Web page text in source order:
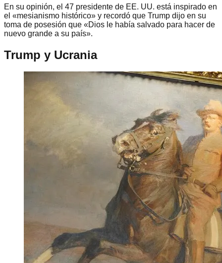
En su opinión, el 47 presidente de EE. UU. está inspirado en
el «mesianismo histórico» y recordó que Trump dijo en su
toma de posesión que «Dios le había salvado para hacer de
nuevo grande a su país».
Trump y Ucrania